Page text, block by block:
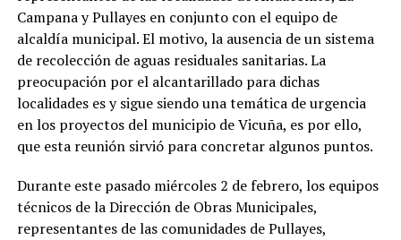
Campana y Pullayes en conjunto con el equipo de
alcaldía municipal. El motivo, la ausencia de un sistema
de recolección de aguas residuales sanitarias. La
preocupación por el alcantarillado para dichas
localidades es y sigue siendo una temática de urgencia
en los proyectos del municipio de Vicuña, es por ello,
que esta reunión sirvió para concretar algunos puntos.
Durante este pasado miércoles 2 de febrero, los equipos
técnicos de la Dirección de Obras Municipales,
representantes de las comunidades de Pullayes,